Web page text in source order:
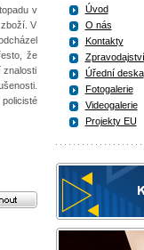
v
V
že
znalosti
Úvod
O nás
Kontakty
Zpravodajství
Úřední deska
Fotogalerie
Videogalerie
Projekty EU